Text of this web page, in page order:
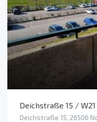
Deichstraße 15 /
Deichstraße 15, 26506